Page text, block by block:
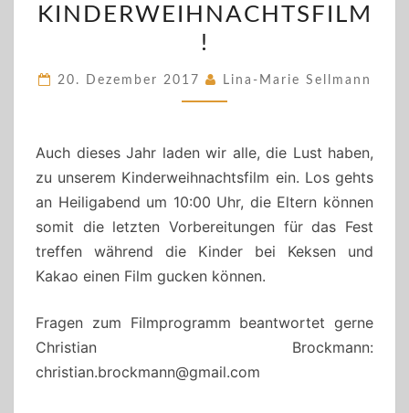
EIN
ZUM
KINDERWEIHNACHTSFILM
!
20. Dezember 2017 Lina-Marie Sellmann
Auch dieses Jahr laden wir alle, die Lust haben,
zu unserem Kinderweihnachtsfilm ein. Los gehts
an Heiligabend um 10:00 Uhr, die Eltern können
somit die letzten Vorbereitungen für das Fest
treffen während die Kinder bei Keksen und
Kakao einen Film gucken können.
Fragen zum Filmprogramm beantwortet gerne
Christian Brockmann:
christian.brockmann@gmail.com